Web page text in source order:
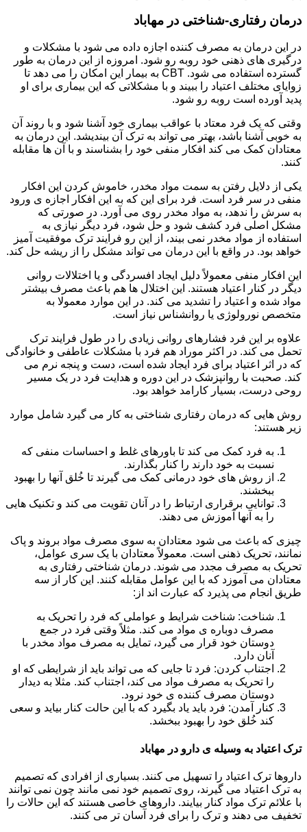
درمان رفتاری-شناختی در مهاباد
در این درمان به مصرف کننده اجازه داده می شود با مشکلات و
درگیری های ذهنی خود روبه رو شود. امروزه از این درمان به طور
گسترده استفاده می شود. CBT به بیمار این امکان را می دهد تا
زوایای مختلف اعتیاد را ببیند و با مشکلاتی که این بیماری برای او
پدید آورده است روبه رو شود.
وقتی که یک فرد معتاد با عواقب بیماری خود آشنا شود و با روند آن
به خوبی آشنا باشد، بهتر می تواند به ترک آن بیندیشد. این درمان به
معتادان کمک می کند افکار منفی خود را بشناسند و با آن ها مقابله
کنند.
یکی از دلایل رفتن به سمت مواد مخدر، خاموش کردن این افکار
منفی در سر فرد است. فرد برای این که به این افکار اجازه ی ورود
به سرش را ندهد، به مواد مخدر روی می آورد. در صورتی که
مشکل اصلی فرد کشف شود و حل شود، فرد دیگر نیازی به
استفاده از مواد مخدر نمی بیند، از این رو فرایند ترک موفقیت آمیز
خواهد بود. در واقع با این درمان می تواند مشکل را از ریشه حل کند.
این افکار منفی معمولاً دلیل ایجاد افسردگی و یا اختلالات روانی
دیگر در کنار اعتیاد هستند. این اختلال ها هم باعث مصرف بیشتر
مواد شده و اعتیاد را تشدید می کند. در این موارد معمولا به
متخصص نورولوژی یا روانشناس نیاز است.
علاوه بر این فرد فشارهای روانی زیادی را در طول فرایند ترک
تحمل می کند. در اکثر موراد هم فرد با مشکلات عاطفی و خانوادگی
که در اثر اعتیاد برای فرد ایجاد شده است، دست و پنجه نرم می
کند. صحبت با روانپزشک در این دوره و هدایت فرد در یک مسیر
روحی درست، بسیار کارامد خواهد بود.
روش هایی که درمان رفتاری شناختی به کار می گیرد شامل موارد
زیر هستند:
به فرد کمک می کند تا باورهای غلط و احساسات منفی که
نسبت به خود دارند را کنار بگذارند.
از روش های خود درمانی کمک می گیرند تا خُلق آنها را بهبود
ببخشند.
توانایی برقراری ارتباط را در آنان تقویت می کند و تکنیک هایی
را به آنها آموزش می دهند.
چیزی که باعث می شود معتادان به سوی مصرف مواد بروند و پاک
نمانند، تحریک ذهنی است. معمولاً معتادان با یک سری عوامل،
تحریک به مصرف مجدد می شوند. درمان شناختی رفتاری به
معتادان می آموزد که با این عوامل مقابله کنند. این کار از سه
طریق انجام می پذیرد که عبارت اند از:
شناخت: شناخت شرایط و عواملی که فرد را تحریک به
مصرف دوباره ی مواد می کند. مثلاً وقتی فرد در جمع
دوستان خود قرار می گیرد، تمایل به مصرف مواد مخدر با
آنان دارد.
اجتناب کردن: فرد تا جایی که می تواند باید از شرایطی که او
را تحریک به مصرف مواد می کند، اجتناب کند. مثلا به دیدار
دوستان مصرف کننده ی خود نرود.
کنار آمدن: فرد باید یاد بگیرد که با این حالت کنار بیاید و سعی
کند خُلق خود را بهبود ببخشد.
ترک اعتیاد به وسیله ی دارو در مهاباد
داروها ترک اعتیاد را تسهیل می کنند. بسیاری از افرادی که تصمیم
به ترک اعتیاد می گیرند، روی تصمیم خود نمی مانند چون نمی توانند
با علائم ترک مواد کنار بیایند. داروهای خاصی هستند که این حالات را
تخفیف می دهند و ترک را برای فرد آسان تر می کنند.